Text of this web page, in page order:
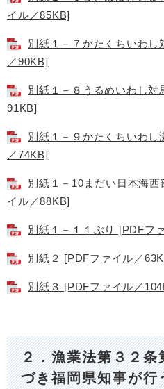
イル／85KB]
別紙１－７かたくちいわ
／90KB]
別紙１－８うるめいわし
91KB]
別紙１－９かたくちいわ
／74KB]
別紙１－10まだい日本海
イル／88KB]
別紙１－１１ぶり [PDFフ
別紙２ [PDFファイル／
別紙３ [PDFファイル／
２．漁業法第３２条
づき福岡県知事が行